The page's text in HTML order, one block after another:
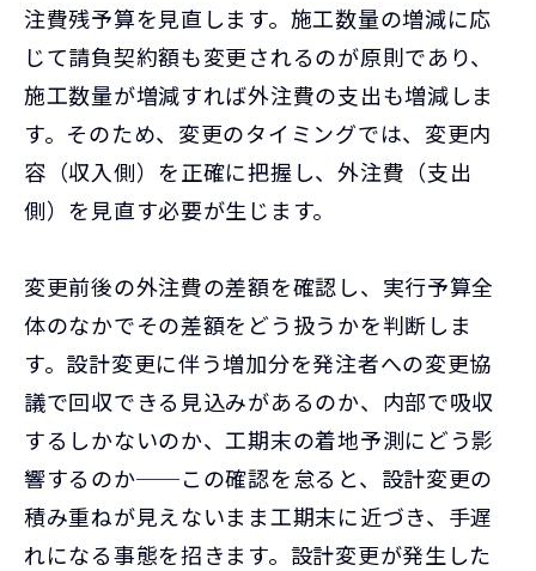
注費残予算を見直します。施工数量の増減に応
じて請負契約額も変更されるのが原則であり、
施工数量が増減すれば外注費の支出も増減しま
す。そのため、変更のタイミングでは、変更内
容（収入側）を正確に把握し、外注費（支出
側）を見直す必要が生じます。
変更前後の外注費の差額を確認し、実行予算全
体のなかでその差額をどう扱うかを判断しま
す。設計変更に伴う増加分を発注者への変更協
議で回収できる見込みがあるのか、内部で吸収
するしかないのか、工期末の着地予測にどう影
響するのか──この確認を怠ると、設計変更の
積み重ねが見えないまま工期末に近づき、手遅
れになる事態を招きます。設計変更が発生した